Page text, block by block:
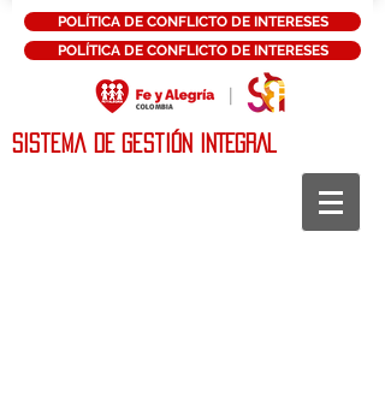
POLÍTICA DE CONFLICTO DE INTERESES
POLÍTICA DE CONFLICTO DE INTERESES
Sistema DE Gestión INTEGRAL